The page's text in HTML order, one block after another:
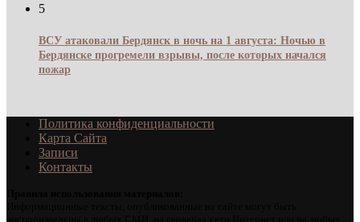
5
ВСУ атаковали Бердянск в ночь на 1 августа: Ночью в
Бердянске прогремели взрывы, после которых начался
пожар
Политика конфиденциальности
Карта Сайта
Записи
Контакты